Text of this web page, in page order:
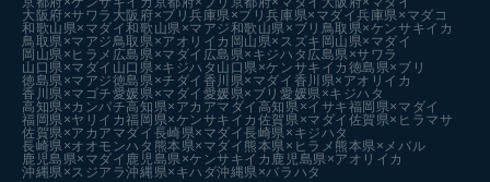
大阪府×サワラ 大阪府×ブリ兵庫県×ブリ兵庫県×マダイ兵庫県×マダコ
和歌山県×マダイ和歌山県×マアジ和歌山県×ブリ 鳥取県×ケンサキイカ
鳥取県×マアジ鳥取県×アオリイカ 岡山県×スズキ 岡山県×マダイ
岡山県×ヒラメ 広島県×マダイ 広島県×キジハタ 広島県×サワラ
山口県×マダイ 山口県×キジハタ 山口県×ケンサキイカ 徳島県×ブリ
徳島県×マアジ徳島県×チダイ 香川県×マダイ 香川県×アオリイカ
香川県×マゴチ愛媛県×マダイ 愛媛県×ブリ愛媛県×キジハタ
高知県×カンパチ高知県×アカアマダイ 高知県×イサキ福岡県×マダイ
福岡県×ヤリイカ福岡県×ケンサキイカ 佐賀県×マダイ 佐賀県×ヒラマサ
佐賀県×アカアマダイ 長崎県×マダイ長崎県×キジハタ
長崎県×オオモンハタ 熊本県×マダイ 熊本県×ヒラメ 熊本県×メバル
鹿児島県×マダイ 鹿児島県×ケンサキイカ 鹿児島県×アオリイカ
沖縄県×スジアラ沖縄県×キハダ沖縄県×バラハタ